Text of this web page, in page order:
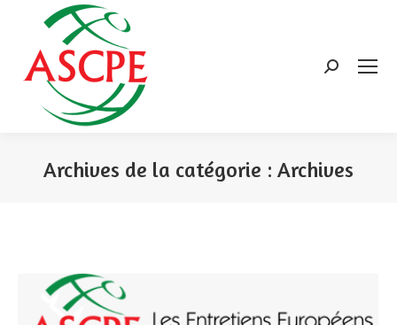
Search:
Archives de la catégorie : Archives